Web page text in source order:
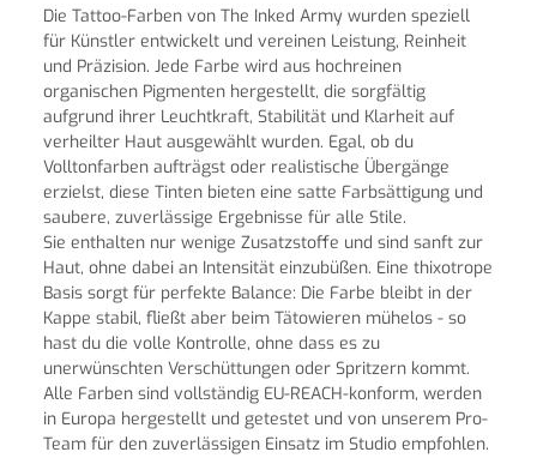
Die Tattoo-Farben von The Inked Army wurden speziell
für Künstler entwickelt und vereinen Leistung, Reinheit
und Präzision. Jede Farbe wird aus hochreinen
organischen Pigmenten hergestellt, die sorgfältig
aufgrund ihrer Leuchtkraft, Stabilität und Klarheit auf
verheilter Haut ausgewählt wurden. Egal, ob du
Volltonfarben aufträgst oder realistische Übergänge
erzielst, diese Tinten bieten eine satte Farbsättigung und
saubere, zuverlässige Ergebnisse für alle Stile.
Sie enthalten nur wenige Zusatzstoffe und sind sanft zur
Haut, ohne dabei an Intensität einzubüßen. Eine thixotrope
Basis sorgt für perfekte Balance: Die Farbe bleibt in der
Kappe stabil, fließt aber beim Tätowieren mühelos - so
hast du die volle Kontrolle, ohne dass es zu
unerwünschten Verschüttungen oder Spritzern kommt.
Alle Farben sind vollständig EU-REACH-konform, werden
in Europa hergestellt und getestet und von unserem Pro-
Team für den zuverlässigen Einsatz im Studio empfohlen.